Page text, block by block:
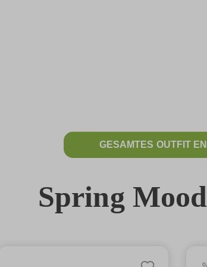
GESAMTES OUTFIT
Spring